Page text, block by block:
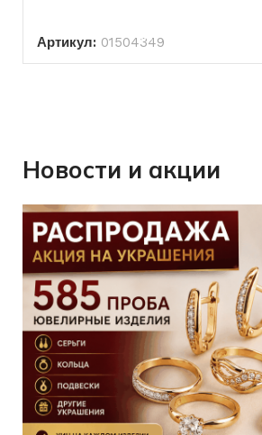
Артикул: 01504349
Новости и акции